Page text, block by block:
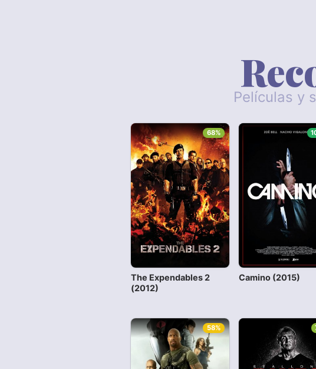
Películas y
The Expendables 2
(2012)
68%
Camino (2015)
58%